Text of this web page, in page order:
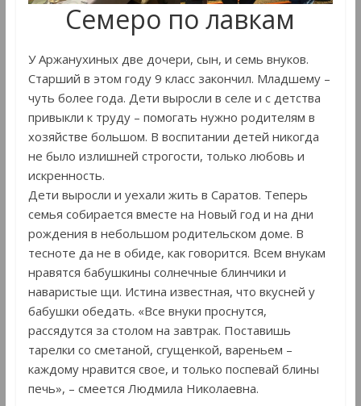
Семеро по лавкам
У Аржанухиных две дочери, сын, и семь внуков.
Старший в этом году 9 класс закончил. Младшему –
чуть более года. Дети выросли в селе и с детства
привыкли к труду – помогать нужно родителям в
хозяйстве большом. В воспитании детей никогда
не было излишней строгости, только любовь и
искренность.
Дети выросли и уехали жить в Саратов. Теперь
семья собирается вместе на Новый год и на дни
рождения в небольшом родительском доме. В
тесноте да не в обиде, как говорится. Всем внукам
нравятся бабушкины солнечные блинчики и
наваристые щи. Истина известная, что вкусней у
бабушки обедать. «Все внуки проснутся,
рассядутся за столом на завтрак. Поставишь
тарелки со сметаной, сгущенкой, вареньем –
каждому нравится свое, и только поспевай блины
печь», – смеется Людмила Николаевна.